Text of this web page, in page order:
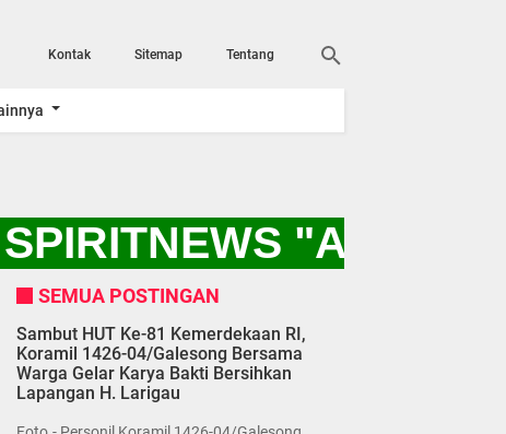
Kontak Sitemap Tentang
"AYO KITA
SEMUA POSTINGAN
Sambut HUT Ke-81 Kemerdekaan RI,
Koramil 1426-04/Galesong Bersama
Warga Gelar Karya Bakti Bersihkan
Lapangan H. Larigau